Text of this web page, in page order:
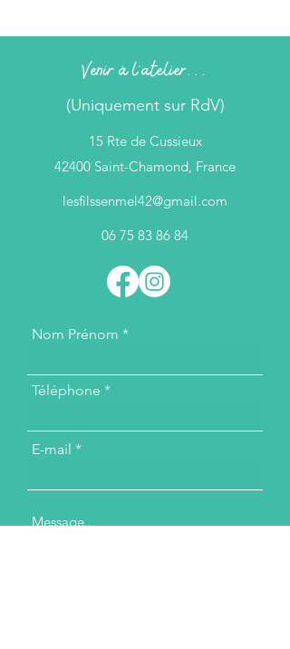
Venir à l'atelier...
(Uniquement sur RdV)
15 Rte de Cussieux
42400 Saint-Chamond, France
lesfilssenmel42@gmail.com
06 75 83 86 84
Nom Prénom
Téléphone
E-mail
Message...